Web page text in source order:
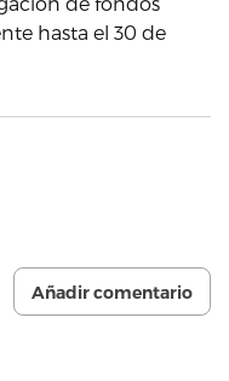
hasta el 30 de
Añadir comentario